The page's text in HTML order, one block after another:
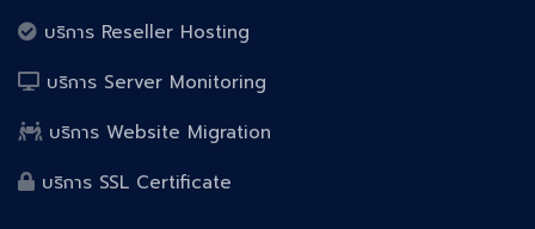
บริการ Reseller Hosting
บริการ Server Monitoring
บริการ Website Migration
บริการ SSL Certificate